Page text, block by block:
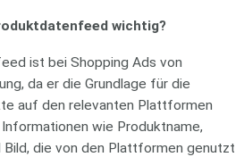
wichtig?
ist bei Shopping Ads von
da er die Grundlage für die
auf den relevanten Plattformen
wie Produktname,
Bild, die von den Plattformen genutzt